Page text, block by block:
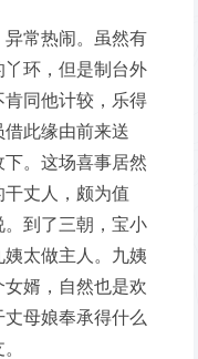
异常热闹。虽然有
环，但是制台外
同他计较，乐得
此缘由前来送
。这场喜事居然
丈人，颇为值
到了三朝，宝小
太做主人。九姨
婿，自然也是欢
母娘奉承得什么